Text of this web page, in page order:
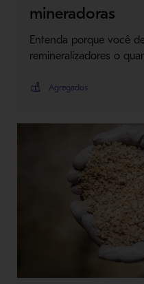
mineradoras
Entenda porque você
remineralizadores o
Agregados